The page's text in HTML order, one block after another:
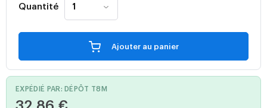
Quantité
Ajouter au panier
EXPÉDIÉ PAR: DÉPÔT T8M